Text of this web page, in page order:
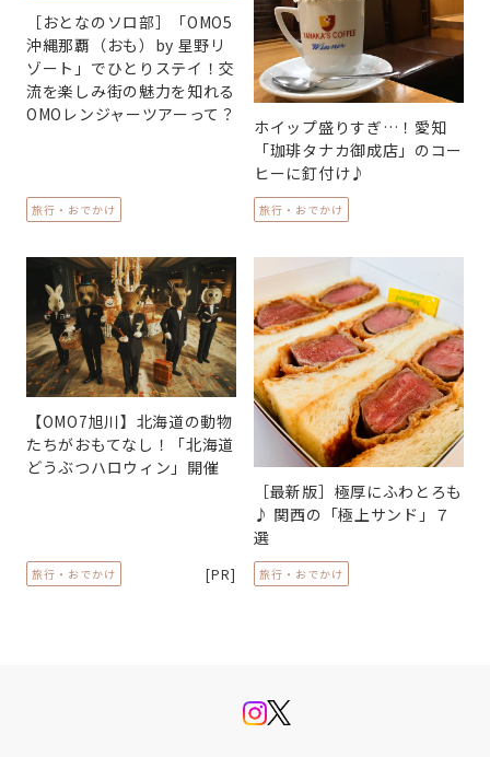
［おとなのソロ部］「OMO5
沖縄那覇（おも）by 星野リ
ゾート」でひとりステイ！交
流を楽しみ街の魅力を知れる
OMOレンジャーツアーって？
旅行・おでかけ
ホイップ盛りすぎ…！愛知
「珈琲タナカ御成店」のコー
ヒーに釘付け♪
旅行・おでかけ
【OMO7旭川】北海道の動物
たちがおもてなし！「北海道
どうぶつハロウィン」開催
旅行・おでかけ [PR]
［最新版］極厚にふわとろも
♪ 関西の「極上サンド」７
選
旅行・おでかけ